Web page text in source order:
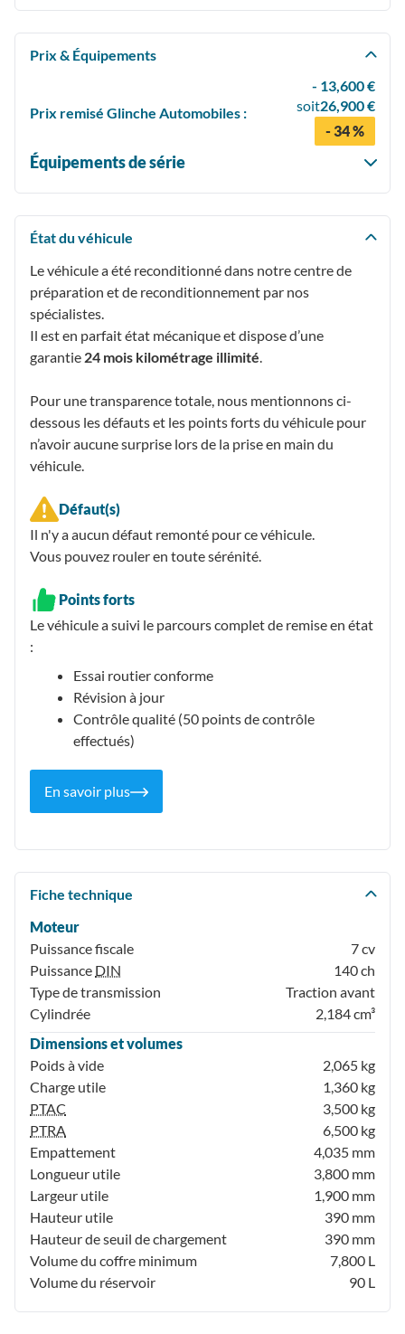
Prix & Équipements
Prix remisé Glinche Automobiles :
- 13,600 €
soit26,900 €
- 34 %
Équipements de série
État du véhicule
Le véhicule a été reconditionné dans notre centre de
préparation et de reconditionnement par nos
spécialistes.
Il est en parfait état mécanique et dispose d’une
garantie 24 mois kilométrage illimité.
Pour une transparence totale, nous mentionnons ci-
dessous les défauts et les points forts du véhicule pour
n’avoir aucune surprise lors de la prise en main du
véhicule.
Défaut(s)
Il n'y a aucun défaut remonté pour ce véhicule.
Vous pouvez rouler en toute sérénité.
Points forts
Le véhicule a suivi le parcours complet de remise en état
:
Essai routier conforme
Révision à jour
Contrôle qualité (50 points de contrôle
effectués)
En savoir plus
Fiche technique
Moteur
Puissance fiscale
7 cv
Puissance DIN
140 ch
Type de transmission
Traction avant
Cylindrée
2,184 cm³
Dimensions et volumes
Poids à vide
2,065 kg
Charge utile
1,360 kg
PTAC
3,500 kg
PTRA
6,500 kg
Empattement
4,035 mm
Longueur utile
3,800 mm
Largeur utile
1,900 mm
Hauteur utile
390 mm
Hauteur de seuil de chargement
390 mm
Volume du coffre minimum
7,800 L
Volume du réservoir
90 L